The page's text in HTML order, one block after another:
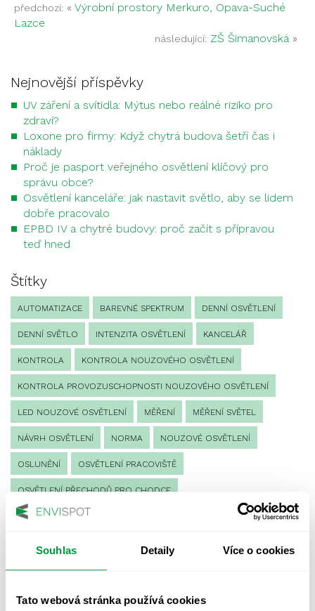
Souhlas Detaily Více o cookies
Tato webová stránka používá cookies
předchozí: « Výrobní prostory Merkuro, Opava-Suché
Lazce
následující: ZŠ Šimanovská»
Nejnovější příspěvky
UV záření a svítidla: Mýtus nebo reálné riziko pro
zdraví?
Loxone pro firmy: Když chytrá budova šetří čas i
náklady
Proč je pasport veřejného osvětlení klíčový pro
správu obce?
Osvětlení kanceláře: jak nastavit světlo, aby se lidem
dobře pracovalo
EPBD IV a chytré budovy: proč začít s přípravou
teď hned
Štítky
AUTOMATIZACE BAREVNÉ SPEKTRUM DENNÍ OSVĚTLENÍ
DENNÍ SVĚTLO INTENZITA OSVĚTLENÍ KANCELÁŘ
KONTROLA KONTROLA NOUZOVÉHO OSVĚTLENÍ
KONTROLA PROVOZUSCHOPNOSTI NOUZOVÉHO OSVĚTLENÍ
LED NOUZOVÉ OSVĚTLENÍ MĚŘENÍ MĚŘENÍ SVĚTEL
NÁVRH OSVĚTLENÍ NORMA NOUZOVÉ OSVĚTLENÍ
OSLUNĚNÍ OSVĚTLENÍ PRACOVIŠTĚ
OSVĚTLENÍ PŘECHODŮ PRO CHODCE
OSVĚTLENÍ SPORTOVIŠŤ
PROVOZNÍ DENÍK NOUZOVÉHO OSVĚTLENÍ
REVIZE NOUZOVÉHO OSVĚTLENÍ ŘÍZENÍ